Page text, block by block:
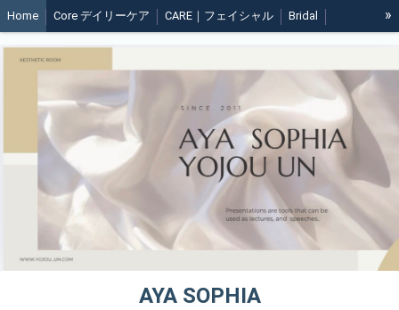
Home Core デイリーケア CARE｜フェイシャル Bridal
脱毛 Hair Removal
»
AYA SOPHIA